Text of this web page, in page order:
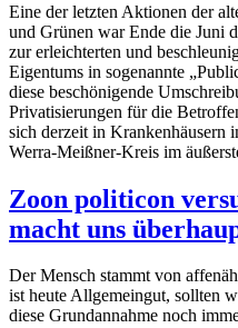
Eine der letzten Aktionen der
und Grünen war Ende die Juni
zur erleichterten und
Eigentums in sogenannte
diese beschönigende
Privatisierungen für die
sich derzeit in Krankenhäusern
Werra-Meißner-Kreis im
Zoon politicon
macht uns
Der Mensch stammt von
ist heute Allgemeingut, sollten
diese Grundannahme noch